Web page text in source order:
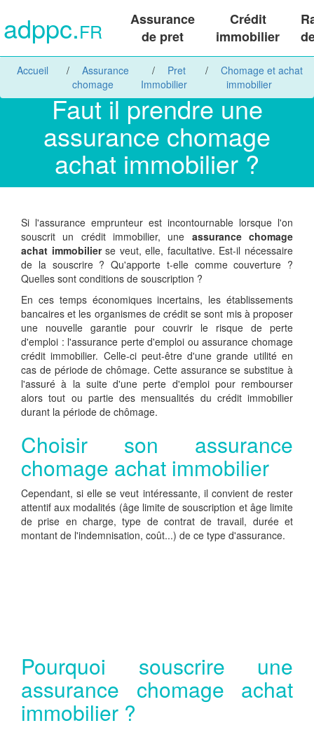
adppc.FR
Assurance
de pret
Crédit
immobilier
Accueil
Assurance
chomage
Pret
Immobilier
Chomage et achat
immobilier
Faut il prendre une
assurance chomage
achat immobilier ?
Si l'assurance emprunteur est incontournable lorsque l'on
souscrit un crédit immobilier, une assurance chomage
achat immobilierse veut, elle, facultative. Est-il nécessaire
de la souscrire ? Qu'apporte t-elle comme couverture ?
Quelles sont conditions de souscription ?
En ces temps économiques incertains, les établissements
bancaires et les organismes de crédit se sont mis à proposer
une nouvelle garantie pour couvrir le risque de perte
d'emploi : l'assurance perte d'emploi ou assurance chomage
crédit immobilier. Celle-ci peut-être d'une grande utilité en
cas de période de chômage. Cette assurance se substitue à
l'assuré à la suite d'une perte d'emploi pour rembourser
alors tout ou partie des mensualités du crédit immobilier
durant la période de chômage.
Choisir son assurance
chomage achat immobilier
Cependant, si elle se veut intéressante, il convient de rester
attentif aux modalités (âge limite de souscription et âge limite
de prise en charge, type de contrat de travail, durée et
montant de l'indemnisation, coût...) de ce type d'assurance.
Pourquoi souscrire une
assurance chomage achat
immobilier ?